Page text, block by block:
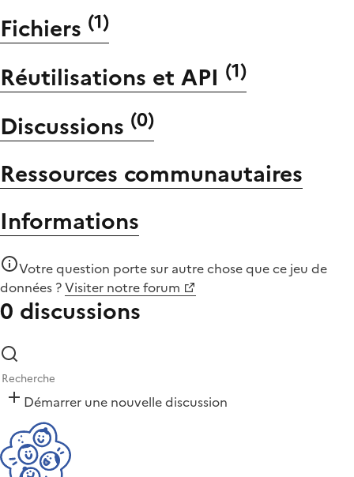
Fichiers (1)
Réutilisations et API (1)
Discussions (0)
Ressources communautaires
Informations
Votre question porte sur autre chose quece jeu de
données ?Visiter notre forum
0 discussions
Démarrer une nouvelle discussion